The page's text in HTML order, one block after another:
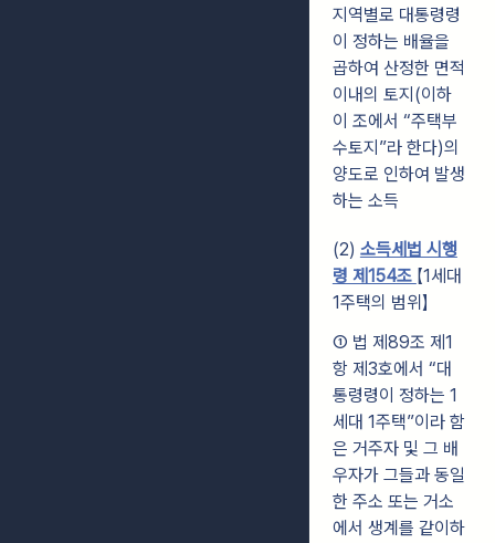
지역별로 대통령령
이 정하는 배율을
곱하여 산정한 면적
이내의 토지(이하
이 조에서 “주택부
수토지”라 한다)의
양도로 인하여 발생
하는 소득
(2) 소득세법 시행
령 제154조 【1세대
1주택의 범위】
① 법 제89조 제1
항 제3호에서 “대
통령령이 정하는 1
세대 1주택”이라 함
은 거주자 및 그 배
우자가 그들과 동일
한 주소 또는 거소
에서 생계를 같이하